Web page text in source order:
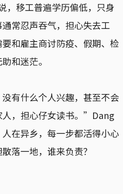
，移工普遍学历偏低，只身
常忍声吞气，担心失去工
和雇主商讨防疫、假期、检
和迷茫。
有什么个人兴趣，甚至不会
人，担心仔女读书。”Dang
在异乡，每一步都活得小心
落一地，谁来负责？